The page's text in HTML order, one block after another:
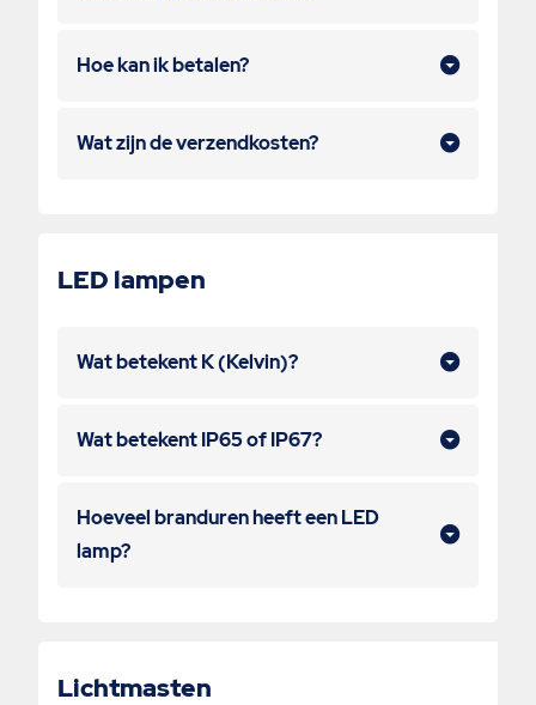
Hoe kan ik betalen?
Wat zijn de verzendkosten?
LED lampen
Wat betekent K (Kelvin)?
Wat betekent IP65 of IP67?
Hoeveel branduren heeft een LED
lamp?
Lichtmasten